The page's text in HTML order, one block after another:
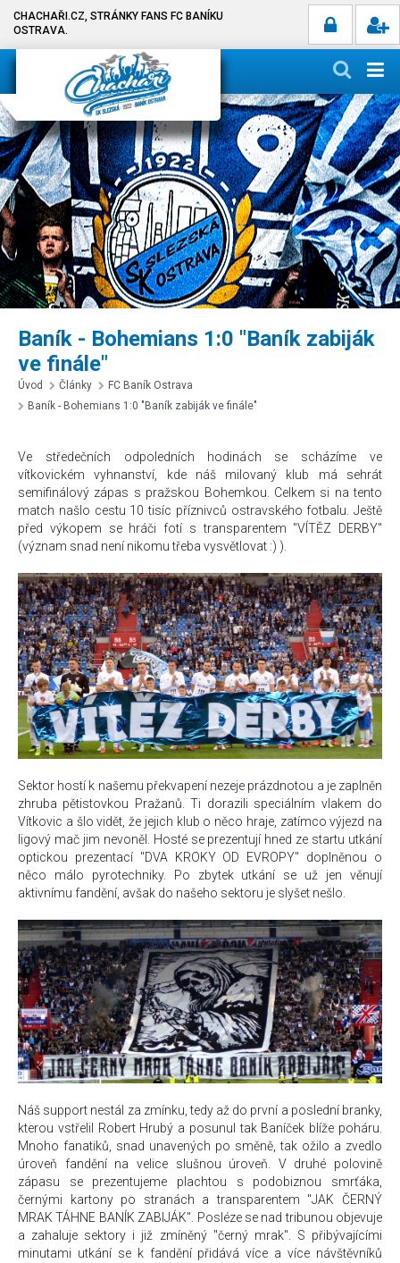
CHACHAŘI.CZ, STRÁNKY FANS FC BANÍKU
OSTRAVA.
Baník - Bohemians 1:0 "Baník zabiják
ve finále"
Úvod Články
FC Baník Ostrava
Baník - Bohemians 1:0 "Baník zabiják ve finále"
Ve středečních odpoledních hodinách se scházíme ve
vítkovickém vyhnanství, kde náš milovaný klub má sehrát
semifinálový zápas s pražskou Bohemkou. Celkem si na tento
match našlo cestu 10 tisíc příznivců ostravského fotbalu. Ještě
před výkopem se hráči fotí s transparentem "VÍTĚZ DERBY"
(význam snad není nikomu třeba vysvětlovat :) ).
Sektor hostí k našemu překvapení nezeje prázdnotou a je zaplněn
zhruba pětistovkou Pražanů. Ti dorazili speciálním vlakem do
Vítkovic a šlo vidět, že jejich klub o něco hraje, zatímco výjezd na
ligový mač jim nevoněl. Hosté se prezentují hned ze startu utkání
optickou prezentací "DVA KROKY OD EVROPY" doplněnou o
něco málo pyrotechniky. Po zbytek utkání se už jen věnují
aktivnímu fandění, avšak do našeho sektoru je slyšet nešlo.
Náš support nestál za zmínku, tedy až do první a poslední branky,
kterou vstřelil Robert Hrubý a posunul tak Baníček blíže poháru.
Mnoho fanatiků, snad unavených po směně, tak ožilo a zvedlo
úroveň fandění na velice slušnou úroveň. V druhé polovině
zápasu se prezentujeme plachtou s podobiznou smrťáka,
černými kartony po stranách a transparentem "JAK ČERNÝ
MRAK TÁHNE BANÍK ZABIJÁK". Posléze se nad tribunou objevuje
a zahaluje sektory i již zmíněný "černý mrak". S přibývajícími
minutami utkání se k fandění přidává více a více návštěvníků